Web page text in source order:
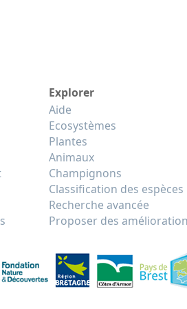
Explorer
Aide
Ecosystèmes
Plantes
Animaux
Champignons
Classification des espèces
Recherche avancée
Proposer des